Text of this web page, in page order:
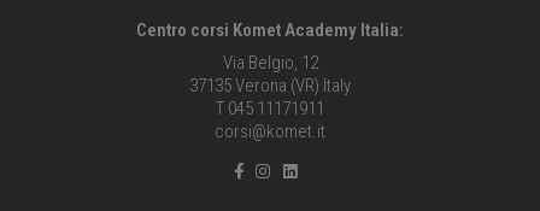
Centro corsi Komet Academy Italia:
Via Belgio, 12
37135 Verona (VR) Italy
T 045 11171911
corsi@komet.it